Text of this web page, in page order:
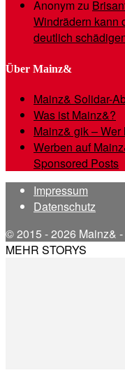
Anonymzu
Windrädern kann
deutlich
Über Mainz&
Mainz& Solidar-
Was ist Mainz&?
Mainz& gik –
Werben auf
Sponsored Posts
Impressum
Datenschutz
© 2015 - 2026 Mainz&
MEHR STORYS